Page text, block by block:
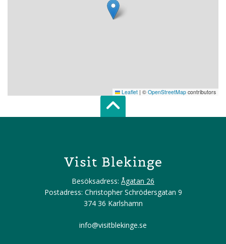
Leaflet | © OpenStreetMap contributors
Scroll top of
Visit Blekinge
Besöksadress: Ågatan 26
Postadress: Christopher Schrödersgatan 9
374 36 Karlshamn
info@visitblekinge.se